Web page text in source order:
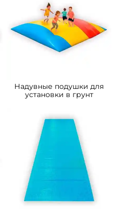
Надувные подушки для
установки в грунт